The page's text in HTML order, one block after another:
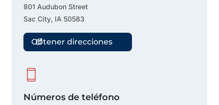
801 Audubon Street
Sac City, IA 50583
Obtener direcciones
Números de teléfono